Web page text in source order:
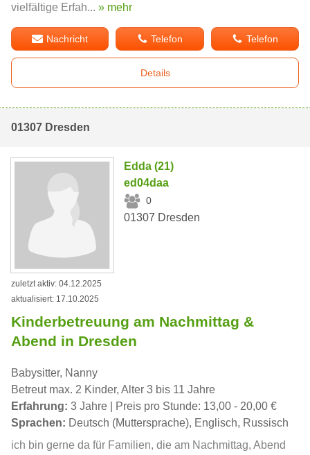
vielfältige Erfah... » mehr
Nachricht Telefon Telefon
Details
01307 Dresden
Edda (21)
ed04daa
0
01307 Dresden
zuletzt aktiv: 04.12.2025
aktualisiert: 17.10.2025
Kinderbetreuung am Nachmittag &
Abend in Dresden
Babysitter, Nanny
Betreut max. 2 Kinder, Alter 3 bis 11 Jahre
Erfahrung: 3 Jahre | Preis pro Stunde: 13,00 - 20,00 €
Sprachen: Deutsch (Muttersprache), Englisch, Russisch
ich bin gerne da für Familien, die am Nachmittag, Abend